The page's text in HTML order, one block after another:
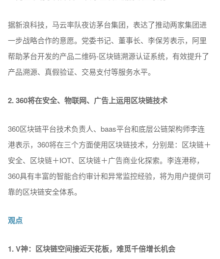
据新浪科技，马云率队夜访茅台集团，表达了推动两家集团进
一步战略合作的意愿。党委书记、董事长、李保芳表示，阿里
帮助茅台开发的产品二维码-区块链溯源认证系统，有效提升了
产品溯源、真假验证、交易支付等服务水平。
2. 360将在安全、物联网、广告上运用区块链技术
360区块链平台技术负责人、baas平台和底层公链架构师李连
港表示，360将在三个方面使用区块链技术，分别是：区块链＋
安全、区块链＋IOT、区块链＋广告商业化探索。李连港称，
360具有丰富的智能合约审计和异常监控经验，将为用户提供可
靠的区块链安全体系。
观点
1. V神：区块链空间接近天花板，难觅千倍增长机会